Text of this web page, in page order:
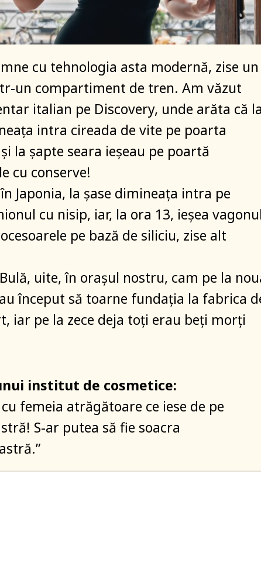
cu tehnologia asta modernă, zise un
un compartiment de tren. Am văzut
italian pe Discovery, unde arăta că la
intra cireada de vite pe poarta
la şapte seara ieşeau pe poartă
cu conserve!
Japonia, la şase dimineaţa intra pe
cu nisip, iar, la ora 13, ieşea
pe bază de siliciu, zise alt
uite, în oraşul nostru, cam pe la
început să toarne fundaţia la fabrica
iar pe la zece deja toţi erau beţi morţi
institut de cosmetice:
femeia atrăgătoare ce iese de pe
S-ar putea să fie soacra